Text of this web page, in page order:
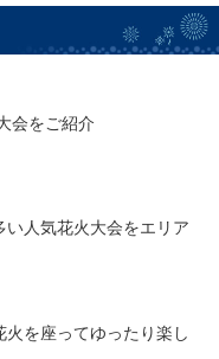
会をご紹介
人気花火大会をエリア
を座ってゆったり楽し